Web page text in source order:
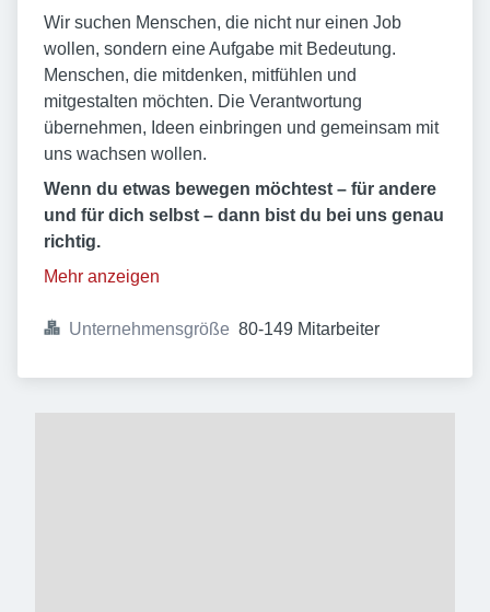
Wir suchen Menschen, die nicht nur einen Job
wollen, sondern eine Aufgabe mit Bedeutung.
Menschen, die mitdenken, mitfühlen und
mitgestalten möchten. Die Verantwortung
übernehmen, Ideen einbringen und gemeinsam mit
uns wachsen wollen.
Wenn du etwas bewegen möchtest – für andere
und für dich selbst – dann bist du bei uns genau
richtig.
Mehr anzeigen
Unternehmensgröße 80-149 Mitarbeiter